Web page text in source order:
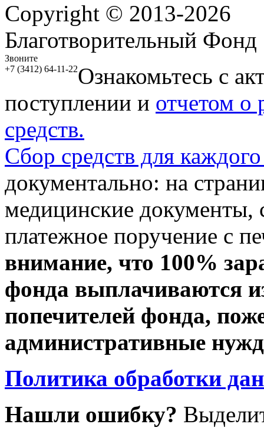
Copyright © 2013-2026
Благотворительный
Звоните
+7 (3412) 64-11-22Ознакомьтесь с
поступлении и отчетом о
средств.
Сбор средств для
документально: на
медицинские документы,
платежное поручение с
внимание, что 100%
фонда выплачиваются
попечителей фонда,
административные
Политика обработки
Нашли ошибку?